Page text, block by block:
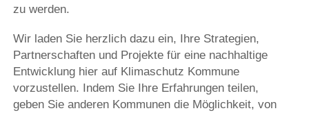
zu werden.
Wir laden Sie herzlich dazu ein, Ihre Strategien,
Partnerschaften und Projekte für eine nachhaltige
Entwicklung hier auf Klimaschutz Kommune
vorzustellen. Indem Sie Ihre Erfahrungen teilen,
geben Sie anderen Kommunen die Möglichkeit, von